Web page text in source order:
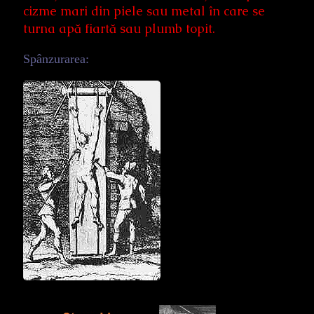
cizme mari din piele sau metal în care se
turna apă fiartă sau plumb topit.
Spânzurarea: